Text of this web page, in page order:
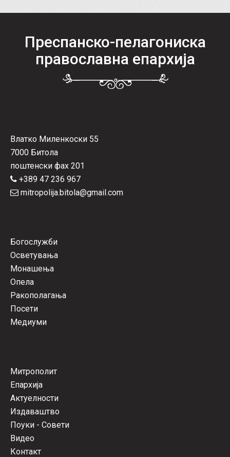
Преспанско-пелагониска
православна епархија
Влатко Миленкоски 55
7000 Битола
поштенски фах 201
+389 47 236 967
mitropolija.bitola@gmail.com
Богослужби
Осветувања
Монашења
Опела
Ракополагања
Посети
Медиуми
Митрополит
Епархија
Актуелности
Издаваштво
Поуки - Совети
Видео
Контакт